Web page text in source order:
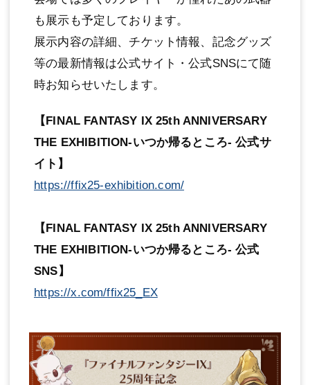
も展示も予定しております。
展示内容の詳細、チケット情報、記念グッズ
等の最新情報は公式サイト・公式SNSにて随
時お知らせいたします。
【FINAL FANTASY IX 25th ANNIVERSARY
THE EXHIBITION‐いつか帰るところ‐ 公式サ
イト】
https://ffix25-exhibition.com/
【FINAL FANTASY IX 25th ANNIVERSARY
THE EXHIBITION‐いつか帰るところ‐ 公式
SNS】
https://x.com/ffix25_EX